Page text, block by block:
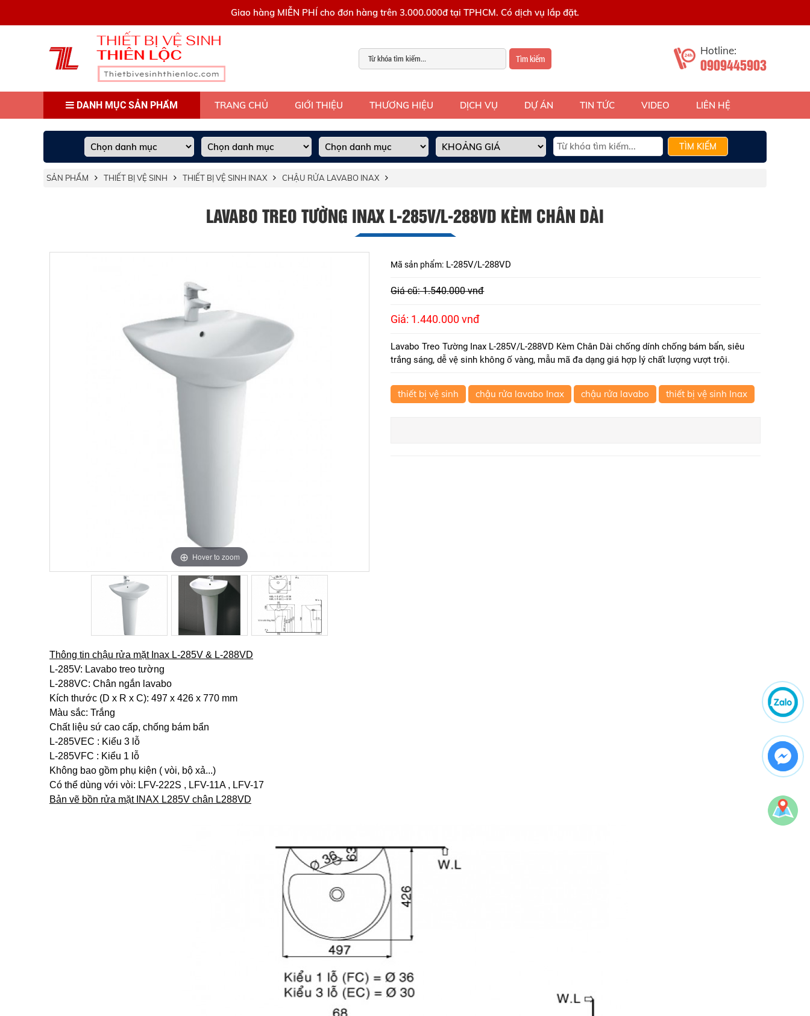
Giao hàng MIỄN PHÍ cho đơn hàng trên 3.000.000đ tại TPHCM. Có dịch vụ lắp đặt.
Tìm kiếm
Hotline:
0909445903
DANH MỤC SẢN PHẨM TRANG CHỦ GIỚI THIỆU THƯƠNG HIỆU DỊCH VỤ DỰ ÁN TIN TỨC VIDEO LIÊN HỆ
TÌM KIẾM
SẢN PHẨM THIẾT BỊ VỆ SINH THIẾT BỊ VỆ SINH INAX CHẬU RỬA LAVABO INAX
LAVABO TREO TƯỜNG INAX L-285V/L-288VD KÈM CHÂN DÀI
Hover to zoom
Hover to zoom
Hover to zoom
Mã sản phẩm: L-285V/L-288VD
Giá cũ: 1.540.000 vnđ
Giá: 1.440.000 vnđ
Lavabo Treo Tường Inax L-285V/L-288VD Kèm Chân Dài chống dính chống bám bẩn, siêu
trắng sáng, dễ vệ sinh không ố vàng, mẫu mã đa dạng giá hợp lý chất lượng vượt trội.
thiết bị vệ sinh chậu rửa lavabo Inax chậu rửa lavabo thiết bị vệ sinh Inax
Thông tin chậu rửa mặt Inax L-285V & L-288VD
L-285V: Lavabo treo tường
L-288VC: Chân ngắn lavabo
Kích thước (D x R x C): 497 x 426 x 770 mm
Màu sắc: Trắng​
Chất liệu sứ cao cấp, chống bám bẩn
L-285VEC : Kiểu 3 lỗ
L-285VFC : Kiểu 1 lỗ
Không bao gồm phụ kiện ( vòi, bộ xả...)
Có thể dùng với vòi: LFV-222S , LFV-11A , LFV-17
Bản vẽ bồn rửa mặt INAX L285V chân L288VD